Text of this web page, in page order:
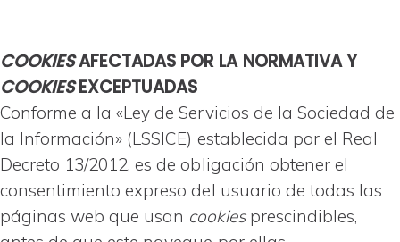
COOKIESAFECTADAS POR LA NORMATIVA Y
COOKIESEXCEPTUADAS
Conforme a la «Ley de Servicios de la Sociedad de
la Información» (LSSICE) establecida por el Real
Decreto 13/2012, es de obligación obtener el
consentimiento expreso del usuario de todas las
páginas web que usan cookies prescindibles,